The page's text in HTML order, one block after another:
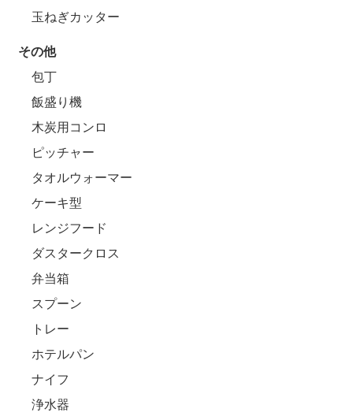
玉ねぎカッター
その他
包丁
飯盛り機
木炭用コンロ
ピッチャー
タオルウォーマー
ケーキ型
レンジフード
ダスタークロス
弁当箱
スプーン
トレー
ホテルパン
ナイフ
浄水器